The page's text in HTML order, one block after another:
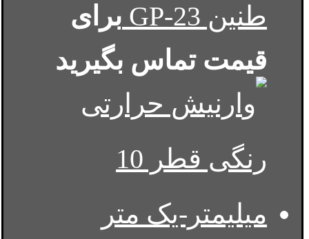
طنین GP-23
برای
قیمت تماس بگیرید